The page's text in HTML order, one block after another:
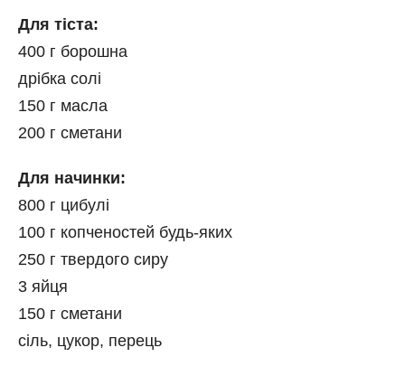
Для тіста:
400 г борошна
дрібка солі
150 г масла
200 г сметани
Для начинки:
800 г цибулі
100 г копченостей будь-яких
250 г твердого сиру
3 яйця
150 г сметани
сіль, цукор, перець